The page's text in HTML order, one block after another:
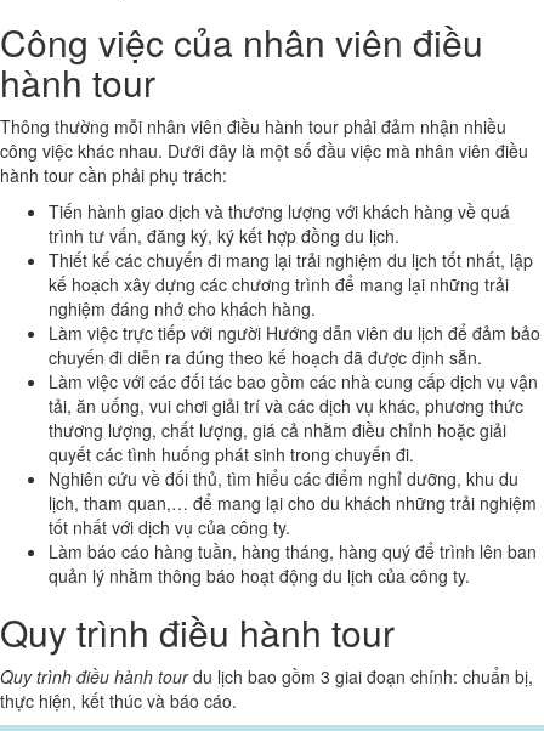
Công việc của nhân viên điều
hành tour
Thông thường mỗi nhân viên điều hành tour phải đảm nhận nhiều
công việc khác nhau. Dưới đây là một số đầu việc mà nhân viên điều
hành tour cần phải phụ trách:
Tiến hành giao dịch và thương lượng với khách hàng về quá
trình tư vấn, đăng ký, ký kết hợp đồng du lịch.
Thiết kế các chuyến đi mang lại trải nghiệm du lịch tốt nhất, lập
kế hoạch xây dựng các chương trình để mang lại những trải
nghiệm đáng nhớ cho khách hàng.
Làm việc trực tiếp với người Hướng dẫn viên du lịch để đảm bảo
chuyến đi diễn ra đúng theo kế hoạch đã được định sẵn.
Làm việc với các đối tác bao gồm các nhà cung cấp dịch vụ vận
tải, ăn uống, vui chơi giải trí và các dịch vụ khác, phương thức
thương lượng, chất lượng, giá cả nhằm điều chỉnh hoặc giải
quyết các tình huống phát sinh trong chuyến đi.
Nghiên cứu về đối thủ, tìm hiểu các điểm nghỉ dưỡng, khu du
lịch, tham quan,… để mang lại cho du khách những trải nghiệm
tốt nhất với dịch vụ của công ty.
Làm báo cáo hàng tuần, hàng tháng, hàng quý để trình lên ban
quản lý nhằm thông báo hoạt động du lịch của công ty.
Quy trình điều hành tour
Quy trình điều hành tourdu lịch bao gồm 3 giai đoạn chính: chuẩn bị,
thực hiện, kết thúc và báo cáo.